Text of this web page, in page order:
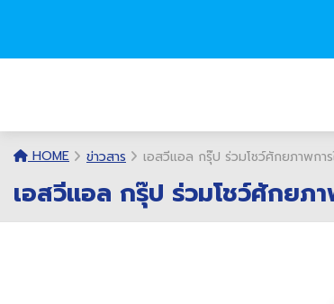
HOME ข่าวสาร เอสวีแอล กรุ๊ป ร่วมโชว์ศักยภาพกา
เอสวีแอล กรุ๊ป ร่วมโชว์ศักยภ